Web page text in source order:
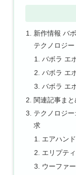
新作情報 バ
テクノロジ
バボラ エ
バボラ エ
バボラ エ
関連記事まと
テクノロジ
求
エアハン
エリプテ
ウーファ